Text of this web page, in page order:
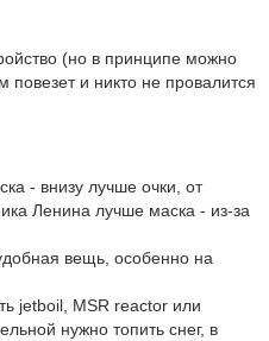
(но в принципе можно
повезет и никто не провалится
- внизу лучше очки, от
Ленина лучше маска - из-за
вещь, особенно на
jetboil, MSR reactor или
нужно топить снег, в